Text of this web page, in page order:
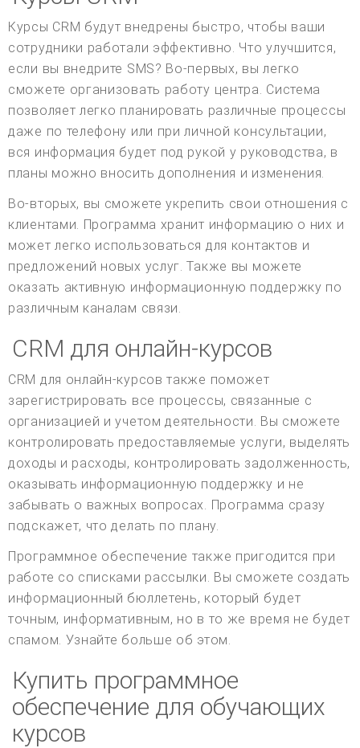
Курсы CRM будут внедрены быстро, чтобы ваши
сотрудники работали эффективно. Что улучшится,
если вы внедрите SMS? Во-первых, вы легко
сможете организовать работу центра. Система
позволяет легко планировать различные процессы
даже по телефону или при личной консультации,
вся информация будет под рукой у руководства, в
планы можно вносить дополнения и изменения.
Во-вторых, вы сможете укрепить свои отношения с
клиентами. Программа хранит информацию о них и
может легко использоваться для контактов и
предложений новых услуг. Также вы можете
оказать активную информационную поддержку по
различным каналам связи.
CRM для онлайн-курсов
CRM для онлайн-курсов также поможет
зарегистрировать все процессы, связанные с
организацией и учетом деятельности. Вы сможете
контролировать предоставляемые услуги, выделять
доходы и расходы, контролировать задолженность,
оказывать информационную поддержку и не
забывать о важных вопросах. Программа сразу
подскажет, что делать по плану.
Программное обеспечение также пригодится при
работе со списками рассылки. Вы сможете создать
информационный бюллетень, который будет
точным, информативным, но в то же время не будет
спамом. Узнайте больше об этом.
Купить программное
обеспечение для обучающих
курсов